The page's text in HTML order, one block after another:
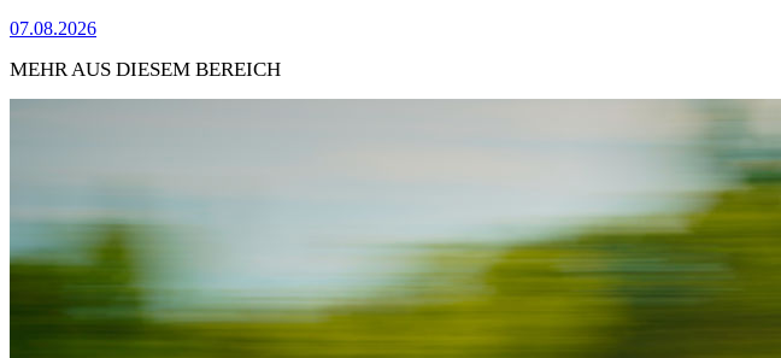
07.08.2026
MEHR AUS DIESEM BEREICH